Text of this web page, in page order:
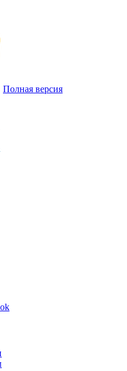
Полная версия